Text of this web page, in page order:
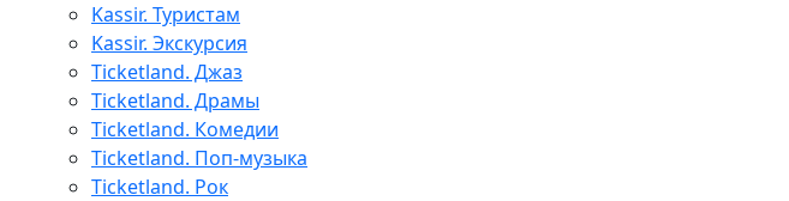
Kassir. Туристам
Kassir. Экскурсия
Ticketland. Джаз
Ticketland. Драмы
Ticketland. Комедии
Ticketland. Поп-музыка
Ticketland. Рок